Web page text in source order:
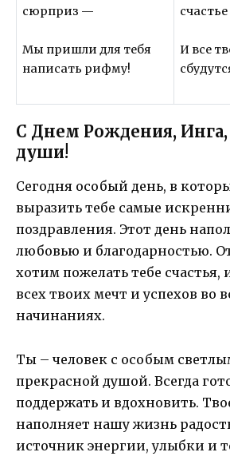
сюрприз —
Мы пришли для тебя
написать рифму!
И все
С Днем Рождения, Инга,
души!
Сегодня особый день, в
выразить тебе самые
поздравления. Этот день
любовью и благодарностью.
хотим пожелать тебе счастья,
всех твоих мечт и успехов во
начинаниях.
Ты – человек с особым
прекрасной душой. Всегда
поддержать и вдохновить.
наполняет нашу жизнь
источник энергии, улыбки и